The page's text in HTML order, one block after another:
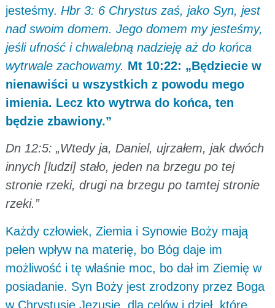
jesteśmy. Hbr 3: 6 Chrystus zaś, jako Syn, jest
nad swoim domem. Jego domem my jesteśmy,
jeśli ufność i chwalebną nadzieję aż do końca
wytrwale zachowamy. Mt 10:22: „Będziecie w
nienawiści u wszystkich z powodu mego
imienia. Lecz kto wytrwa do końca, ten
będzie zbawiony.”
Dn 12:5: „Wtedy ja, Daniel, ujrzałem, jak dwóch
innych [ludzi] stało, jeden na brzegu po tej
stronie rzeki, drugi na brzegu po tamtej stronie
rzeki.”
Każdy człowiek, Ziemia i Synowie Boży mają
pełen wpływ na materię, bo Bóg daje im
możliwość i tę właśnie moc, bo dał im Ziemię w
posiadanie. Syn Boży jest zrodzony przez Boga
w Chrystusie Jezusie, dla celów i dzieł, które